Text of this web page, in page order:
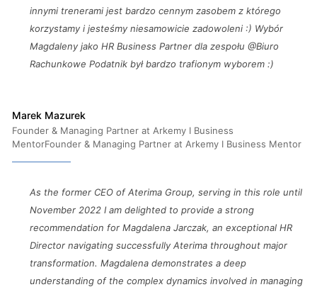
innymi trenerami jest bardzo cennym zasobem z którego
korzystamy i jesteśmy niesamowicie zadowoleni :) Wybór
Magdaleny jako HR Business Partner dla zespołu @Biuro
Rachunkowe Podatnik był bardzo trafionym wyborem :)
Marek Mazurek
Founder & Managing Partner at Arkemy I Business
MentorFounder & Managing Partner at Arkemy I Business Mentor
As the former CEO of Aterima Group, serving in this role until
November 2022 I am delighted to provide a strong
recommendation for Magdalena Jarczak, an exceptional HR
Director navigating successfully Aterima throughout major
transformation. Magdalena demonstrates a deep
understanding of the complex dynamics involved in managing